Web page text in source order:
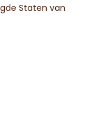
Staten van